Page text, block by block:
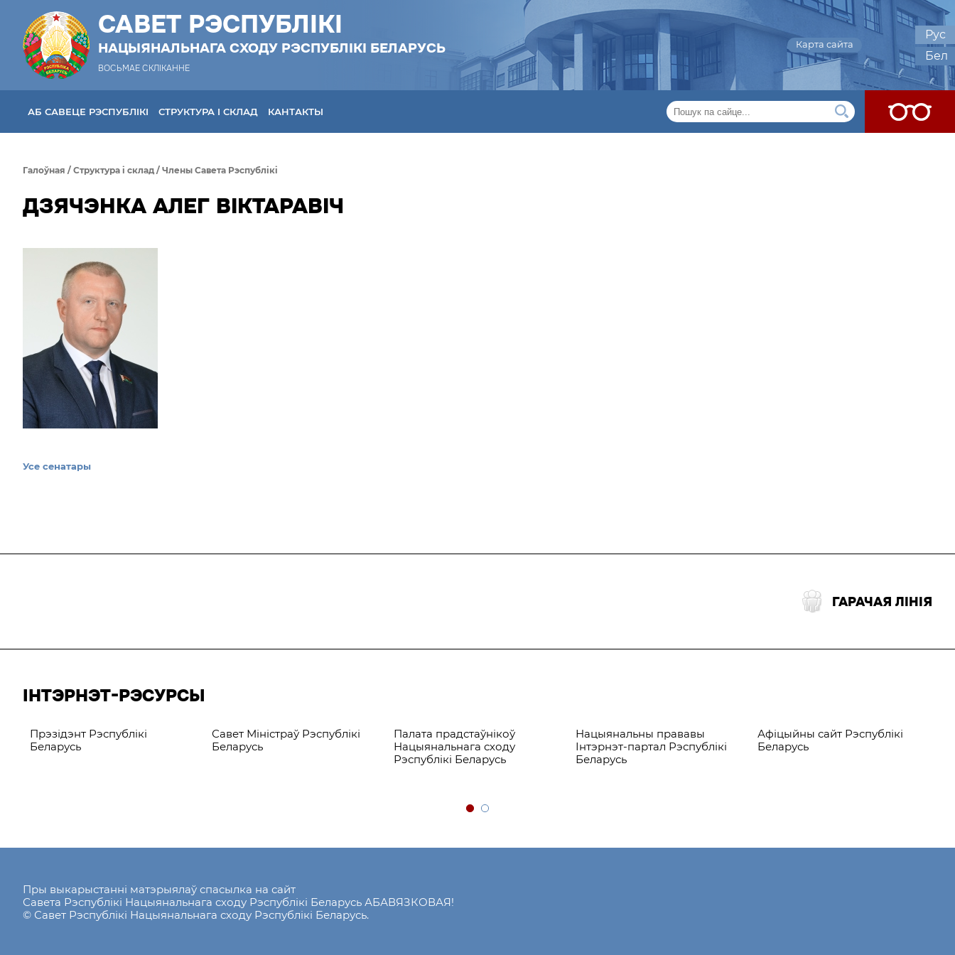
САВЕТ РЭСПУБЛІКІ
НАЦЫЯНАЛЬНАГА СХОДУ РЭСПУБЛІКІ БЕЛАРУСЬ
ВОСЬМАЕ СКЛІКАННЕ
Карта сайта
Рус
Бел
АБ САВЕЦЕ РЭСПУБЛIКI СТРУКТУРА I СКЛАД КАНТАКТЫ
Галоўная / Структура i склад / Члены Савета Рэспублiкi
ДЗЯЧЭНКА АЛЕГ ВІКТАРАВІЧ
Усе сенатары
ГАРАЧАЯ ЛІНІЯ
ІНТЭРНЭТ-РЭСУРСЫ
Прэзідэнт Рэспублікі
Беларусь
Савет Міністраў Рэспублікі
Беларусь
Палата прадстаўнікоў
Нацыянальнага сходу
Рэспублікі Беларусь
Нацыянальны прававы
Інтэрнэт-партал Рэспублікі
Беларусь
Афіцыйны сайт Рэспублікі
Беларусь
Пры выкарыстанні матэрыялаў спасылка на сайт
Савета Рэспублікі Нацыянальнага сходу Рэспублікі Беларусь АБАВЯЗКОВАЯ!
© Савет Рэспублікі Нацыянальнага сходу Рэспублікі Беларусь.